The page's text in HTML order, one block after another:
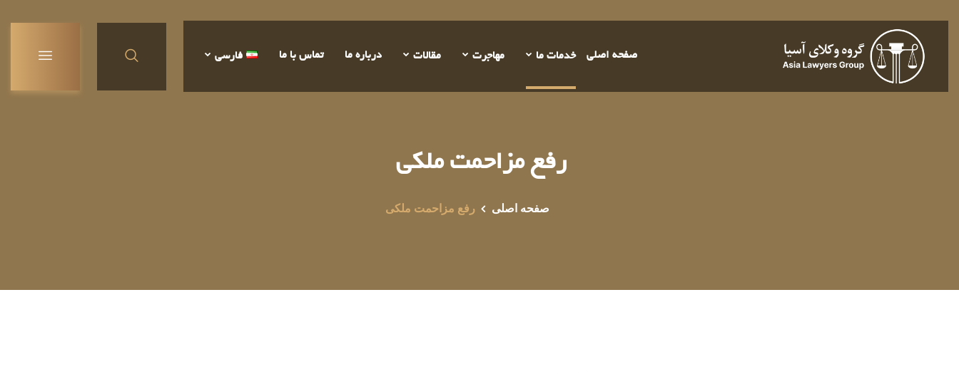
صفحه اصلی خدمات ما مهاجرت مقالات درباره ما تماس با ما فارسی
رفع مزاحمت ملکی
صفحه اصلی رفع مزاحمت ملکی